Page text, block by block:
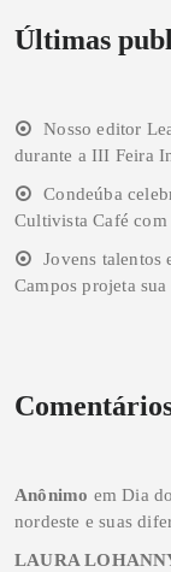
Últimas
Nosso editor
durante a III Feira
Condeúba
Cultivista Café com
Jovens talentos
Campos projeta
Anônimo emDia
nordeste e suas
LAURA